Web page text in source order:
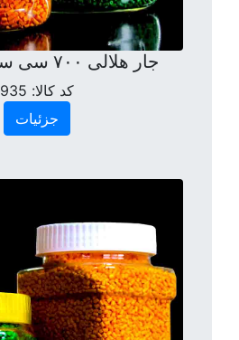
جار هلالی ۷۰۰ سی سی دهانه ۷۰
کد کالا: 935
جزئیات